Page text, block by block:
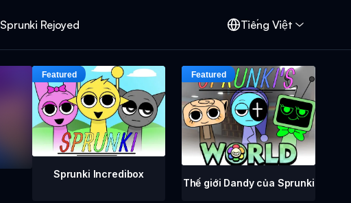
Sprunki Rejoyed Tiếng Việt
Sprunki Incredibox
Thế giới Dandy của Sprunki